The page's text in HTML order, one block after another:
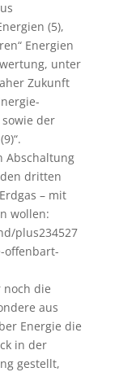
(5),
Energien
unter
Zukunft
der
Abschaltung
dritten
– mit
wollen:
plus234527
offenbart-
noch die
aus
Energie die
in der
gestellt,